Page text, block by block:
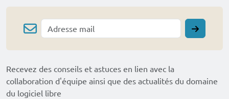
Recevez des conseils et astuces en lien avec la
collaboration d'équipe ainsi que des actualités du domaine
du logiciel libre